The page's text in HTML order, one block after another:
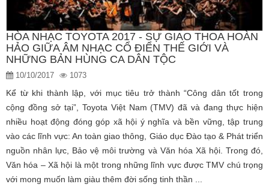
HÒA NHẠC TOYOTA 2017 - SỰ GIAO THOA HOÀN
HẢO GIỮA ÂM NHẠC CỔ ĐIỂN THẾ GIỚI VÀ
NHỮNG BẢN HÙNG CA DÂN TỘC
10/10/2017 1073
Kể từ khi thành lập, với mục tiêu trở thành “Công dân tốt trong
cộng đồng sở tại”, Toyota Việt Nam (TMV) đã và đang thực hiện
nhiều hoạt động đóng góp xã hội ý nghĩa và bền vững, tập trung
vào các lĩnh vực: An toàn giao thông, Giáo dục Đào tạo & Phát triển
nguồn nhân lực, Bảo vệ môi trường và Văn hóa Xã hội. Trong đó,
Văn hóa – Xã hội là một trong những lĩnh vực được TMV chú trọng
với mong muốn làm giàu thêm đời sống tinh thần ...